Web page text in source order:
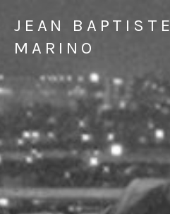
JEAN BAPTISTE
MARINO
Flamenco